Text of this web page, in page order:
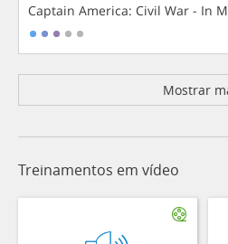
Captain America: Civil War - In
Mostrar
Treinamentos em vídeo